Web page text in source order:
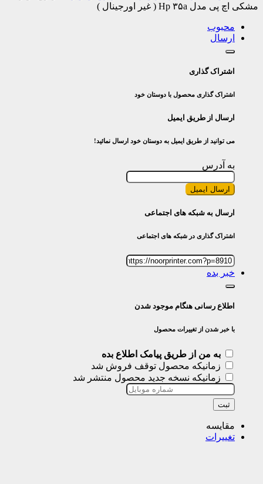
مشکی اچ پی مدل Hp ۳۵a ( غیر اورجینال )
محبوب
ارسال
اشتراک گذاری
اشتراک گذاری محصول با دوستان خود
ارسال از طریق ایمیل
می توانید از طریق ایمیل به دوستان خود ارسال نمائید!
به آدرس
ارسال ایمیل
ارسال به شبکه های اجتماعی
اشتراک گذاری در شبکه های اجتماعی
خبر بده
اطلاع رسانی هنگام موجود شدن
با خبر شدن از تغییرات محصول
به من از طریق پیامک اطلاع بده
زمانیکه محصول توقف فروش شد
زمانیکه نسخه جدید محصول منتشر شد
ثبت
مقایسه
تغییرات